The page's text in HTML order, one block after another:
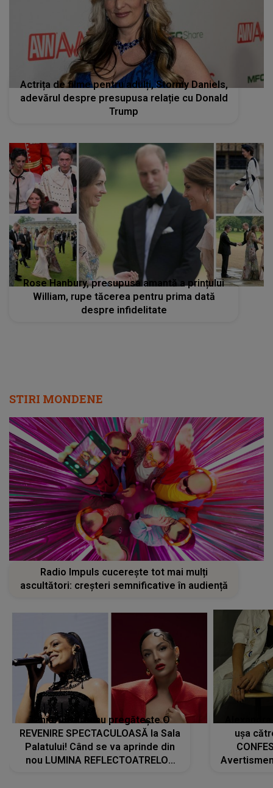
Actrița de filme pentru adulți, Stormy Daniels,
adevărul despre presupusa relație cu Donald
Trump
Rose Hanbury, presupusa amantă a prințului
William, rupe tăcerea pentru prima dată
despre infidelitate
STIRI MONDENE
Radio Impuls cucerește tot mai mulți
ascultători: creșteri semnificative în audiență
Tania Turtureanu pregătește O
REVENIRE SPECTACULOASĂ la Sala
Palatului! Când se va aprinde din
nou LUMINA REFLECTOATRELOR
ușa